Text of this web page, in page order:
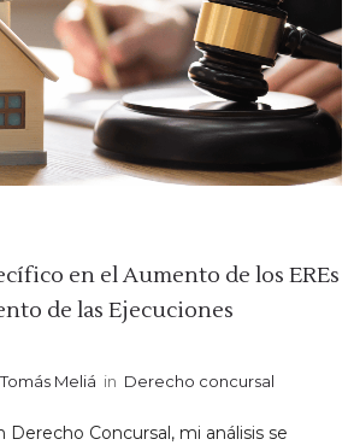
en el Aumento de los EREs
de las Ejecuciones
Tomás Meliá in Derecho concursal
Derecho Concursal, mi análisis se